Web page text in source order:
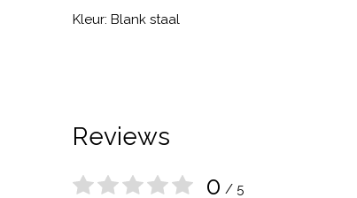
Kleur: Blank staal
Reviews
0 / 5